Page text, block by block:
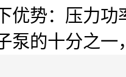
优势：压力
泵的十分之